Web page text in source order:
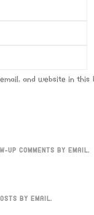
and website in
UP COMMENTS BY EMAIL.
BY EMAIL.